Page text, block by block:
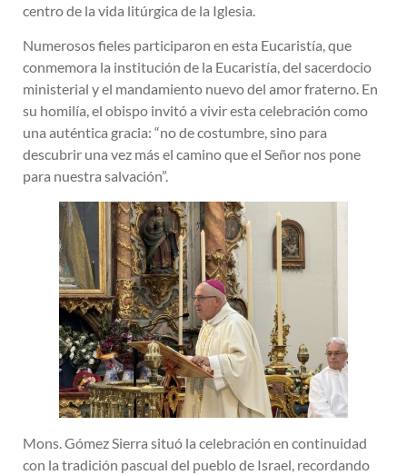
centro de la vida litúrgica de la Iglesia.
Numerosos fieles participaron en esta Eucaristía, que
conmemora la institución de la Eucaristía, del sacerdocio
ministerial y el mandamiento nuevo del amor fraterno. En
su homilía, el obispo invitó a vivir esta celebración como
una auténtica gracia: “no de costumbre, sino para
descubrir una vez más el camino que el Señor nos pone
para nuestra salvación”.
Mons. Gómez Sierra situó la celebración en continuidad
con la tradición pascual del pueblo de Israel, recordando